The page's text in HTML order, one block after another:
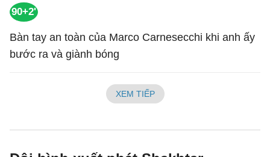
90+2'
Bàn tay an toàn của Marco Carnesecchi khi anh ấy
bước ra và giành bóng
XEM TIẾP